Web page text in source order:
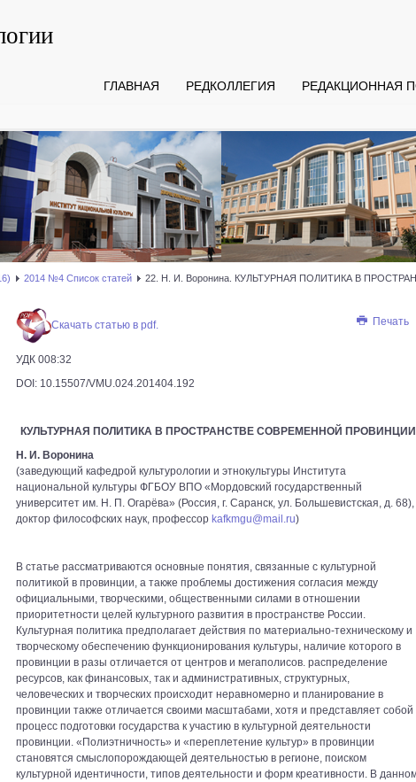
ГЛАВНАЯ РЕДКОЛЛЕГИЯ РЕДАКЦИОННАЯ
2014 №4 Список статей 22. Н. И. Воронина. КУЛЬТУРНАЯ ПОЛИТИКА В
Печать
Скачать статью в pdf.
УДК 008:32
DOI: 10.15507/VMU.024.201404.192
КУЛЬТУРНАЯ ПОЛИТИКА В ПРОСТРАНСТВЕ СОВРЕМЕННОЙ ПРОВИНЦИИ
Н. И. Воронина
(заведующий кафедрой культурологии и этнокультуры Института
национальной культуры ФГБОУ ВПО «Мордовский государственный
университет им. Н. П. Огарёва» (Россия, г. Саранск, ул. Большевистская, д. 68),
доктор философских наук, профессор kafkmgu@mail.ru)
В статье рассматриваются основные понятия, связанные с культурной
политикой в провинции, а также проблемы достижения согласия между
официальными, творческими, общественными силами в отношении
приоритетности целей культурного развития в пространстве России.
Культурная политика предполагает действия по материально-техническому и
творческому обеспечению функционирования культуры, наличие которого в
провинции в разы отличается от центров и мегаполисов. распределение
ресурсов, как финансовых, так и административных, структурных,
человеческих и творческих происходит неравномерно и планирование в
провинции также отличается своими масштабами, хотя и представляет собой
процесс подготовки государства к участию в культурной деятельности
провинции. «Полиэтничность» и «переплетение культур» в провинции
становятся смыслопорождающей деятельностью в регионе, поиском
культурной идентичности, типов деятельности и форм креативности. В